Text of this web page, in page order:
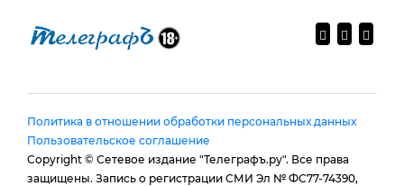
Политика в отношении обработки персональных данных
Пользовательское соглашение
Copyright © Сетевое издание "Телеграфъ.ру". Все права
защищены. Запись о регистрации СМИ Эл № ФС77-74390,